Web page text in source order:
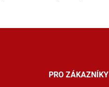
PRO ZÁKAZNÍKY